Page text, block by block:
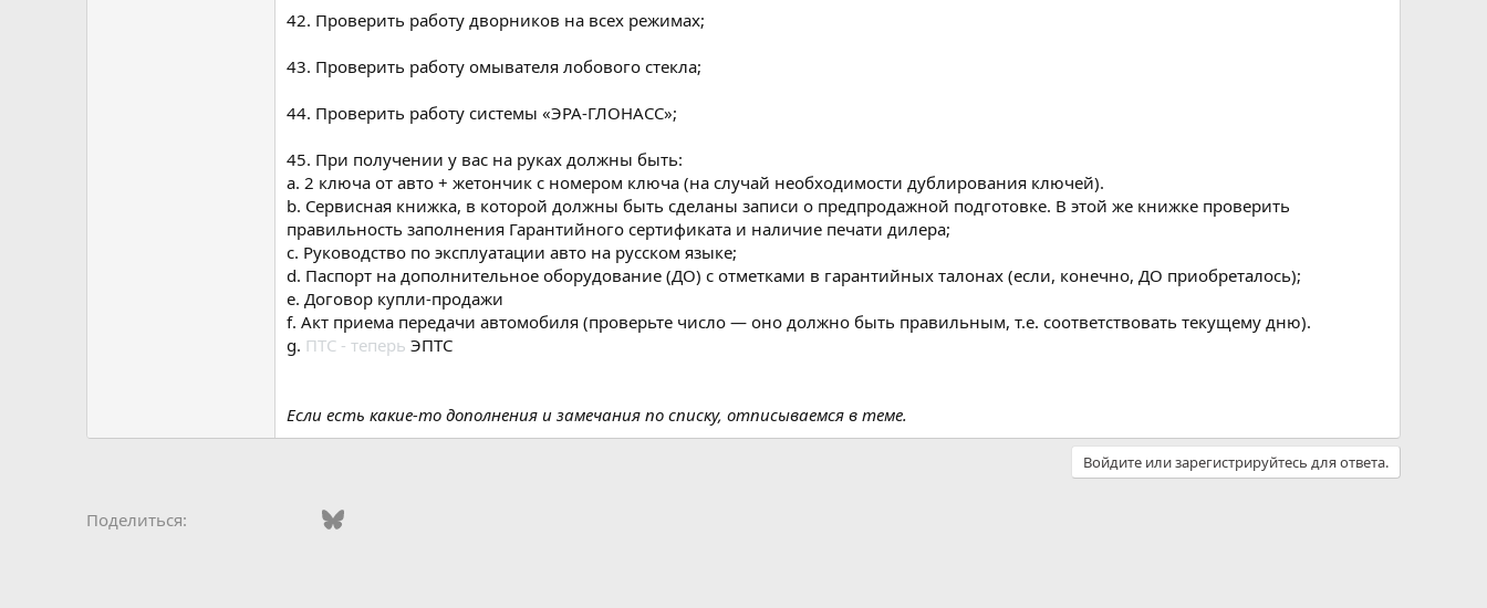
42. Проверить работу дворников на всех режимах;
43. Проверить работу омывателя лобового стекла;
44. Проверить работу системы «ЭРА-ГЛОНАСС»;
45. При получении у вас на руках должны быть:
a. 2 ключа от авто + жетончик с номером ключа (на случай необходимости дублирования ключей).
b. Сервисная книжка, в которой должны быть сделаны записи о предпродажной подготовке. В этой же книжке проверить
правильность заполнения Гарантийного сертификата и наличие печати дилера;
c. Руководство по эксплуатации авто на русском языке;
d. Паспорт на дополнительное оборудование (ДО) с отметками в гарантийных талонах (если, конечно, ДО приобреталось);
e. Договор купли-продажи
f. Акт приема передачи автомобиля (проверьте число — оно должно быть правильным, т.е. соответствовать текущему дню).
g. ПТС - теперь ЭПТС
Если есть какие-то дополнения и замечания по списку, отписываемся в теме.
Войдите или зарегистрируйтесь для ответа.
Поделиться: Odnoklassniki
Mail.ruBluesky